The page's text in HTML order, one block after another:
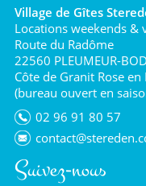
Village de Gîtes
Locations weekends &
Route du Radôme
22560 PLEUMEUR-
Côte de Granit Rose en
(bureau ouvert en
02 96 91 80 57
Suivez-nous